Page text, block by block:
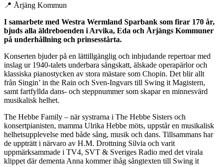
📍 Årjäng Kommun
I samarbete med Westra Wermland Sparbank som firar 170 år,
bjuds alla äldreboenden i Arvika, Eda och Årjängs Kommuner
på underhållning och prinsesstårta.
Konserten bjuder på en lättillgänglig och inbjudande repertoar med
inslag ur 1940-talets underbara sångskatt, älskade operapärlor och
klassiska pianostycken av stora mästare som Chopin. Det blir allt
från Singin’ in the Rain och Sven-Ingvars till Swing it Magistern,
samt fartfyllda dans- och steppnummer som skapar en minnesvärd
musikalisk helhet.
The Hebbe Family – när systrarna i The Hebbe Sisters och
konsertpianisten, mamma Ulrika Hebbe möts, uppstår en musikalisk
helhetsupplevelse med både sång, musik och dans. Tillsammans har
de uppträtt i närvaro av H.M. Drottning Silvia och varit
uppmärksammade i TV4, SVT & Sveriges Radio med det virala
klippet där dementa Anna kommer ihåg sångtexten till Swing it